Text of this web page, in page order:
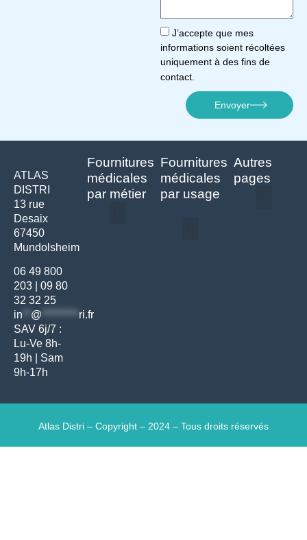
J’accepte que mes
informations soient récoltées
uniquement à des fins de
contact.
Envoyer
ATLAS
DISTRI
13 rue
Desaix
67450
Mundolsheim
06 49 800
203
09 80
32 32 25
in
@ ********* ri.fr
SAV 6j/7 :
Lu-Ve 8h-
19h | Sam
9h-17h
Fournitures
médicales
par métier
Fournitures
médicales
par usage
Autres
pages
Atlas Distri – Copyright – 2024 – Tous droits réservés